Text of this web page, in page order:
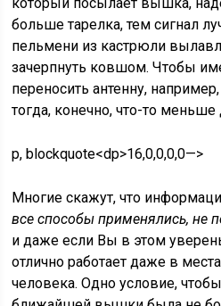
который посылает вышка,
больше тарелка, тем сигнал
пельмени из кастрюли
зачерпнуть ковшом. Чтобы
переносить антенну,
тогда, конечно, что-то
p, blockquote<dp>16,0,0,0,0—>
Многие скажут, что
все способы применялись, не
и даже если Вы в этом
отлично работает даже в
человека. Одно условие,